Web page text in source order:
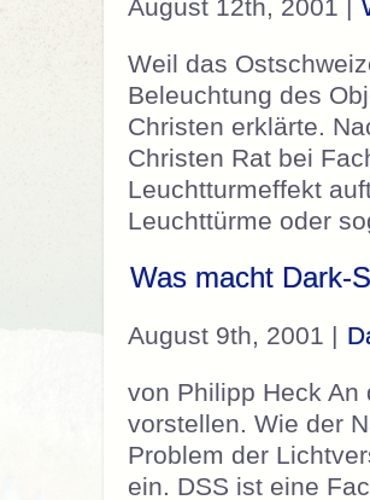
August 12th, 2001 |
Weil das
Beleuchtung des
Christen erklärte.
Christen Rat bei
Leuchtturmeffekt
Leuchttürme oder
Was macht Dark-
August 9th, 2001 |
von Philipp Heck An
vorstellen. Wie der
Problem der
ein. DSS ist eine